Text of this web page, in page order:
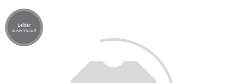
Artikel leider ausverkauft
Leider
ausverkauft